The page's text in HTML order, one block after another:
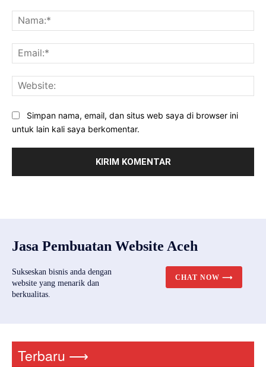
Simpan nama, email, dan situs web saya di browser ini
untuk lain kali saya berkomentar.
Jasa Pembuatan Website Aceh
Sukseskan bisnis anda dengan
website yang menarik dan
berkualitas.
CHAT NOW ⟶
Terbaru ⟶